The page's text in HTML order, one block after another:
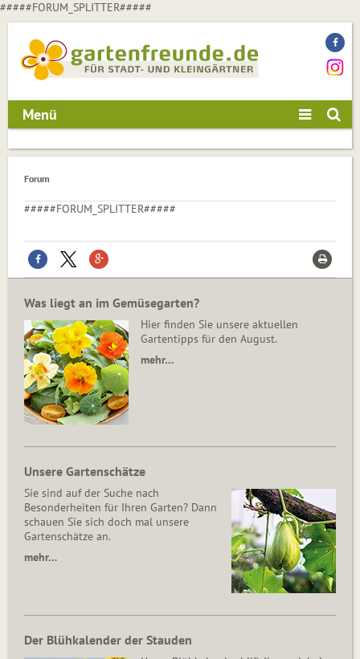
#####FORUM_SPLITTER#####
Menü
Forum
#####FORUM_SPLITTER#####
Was liegt an im Gemüsegarten?
Hier finden Sie unsere aktuellen
Gartentipps für den August.
mehr…
Unsere Gartenschätze
Sie sind auf der Suche nach
Besonderheiten für Ihren Garten? Dann
schauen Sie sich doch mal unsere
Gartenschätze an.
mehr…
Der Blühkalender der Stauden